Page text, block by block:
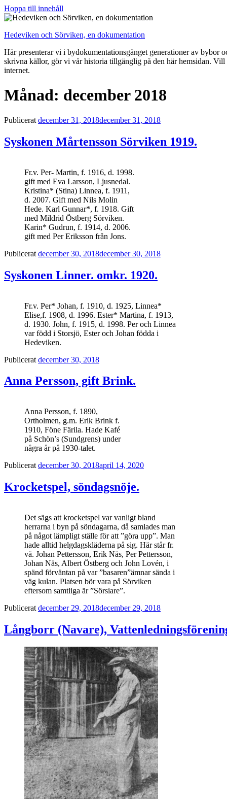
Hoppa till innehåll
Hedeviken och Sörviken, en dokumentation
Här presenterar vi i bydokumentationsgänget generationer av
skrivna källor, gör vi vår historia tillgänglig på den här hemsidan.
internet.
Månad: december 2018
Publicerat december 31, 2018december 31, 2018
Syskonen Mårtensson Sörviken 1919.
Fr.v. Per- Martin, f. 1916, d. 1998.
gift med Eva Larsson, Ljusnedal.
Kristina* (Stina) Linnea, f. 1911,
d. 2007. Gift med Nils Molin
Hede. Karl Gunnar*, f. 1918. Gift
med Mildrid Östberg Sörviken.
Karin* Gudrun, f. 1914, d. 2006.
gift med Per Eriksson från Jons.
Publicerat december 30, 2018december 30, 2018
Syskonen Linner. omkr. 1920.
Fr.v. Per* Johan, f. 1910, d. 1925, Linnea*
Elise,f. 1908, d. 1996. Ester* Martina, f. 1913,
d. 1930. John, f. 1915, d. 1998. Per och Linnea
var född i Storsjö, Ester och Johan födda i
Hedeviken.
Publicerat december 30, 2018
Anna Persson, gift Brink.
Anna Persson, f. 1890,
Ortholmen, g.m. Erik Brink f.
1910, Föne Färila. Hade Kafé
på Schön’s (Sundgrens) under
några år på 1930-talet.
Publicerat december 30, 2018april 14, 2020
Krocketspel, söndagsnöje.
Det sägs att krocketspel var vanligt bland
herrarna i byn på söndagarna, då samlades man
på något lämpligt ställe för att ”göra upp”. Man
hade alltid helgdagskläderna på sig. Här står fr.
vä. Johan Pettersson, Erik Näs, Per Pettersson,
Johan Näs, Albert Östberg och John Lovén, i
spänd förväntan på var ”basaren”ämnar sända i
väg kulan. Platsen bör vara på Sörviken
eftersom samtliga är ”Sörsiare”.
Publicerat december 29, 2018december 29, 2018
Långborr (Navare),